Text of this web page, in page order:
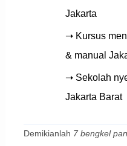
Jakarta
➝ Kursus
& manual
➝ Sekolah
Jakarta Barat
Demikianlah 7 bengkel